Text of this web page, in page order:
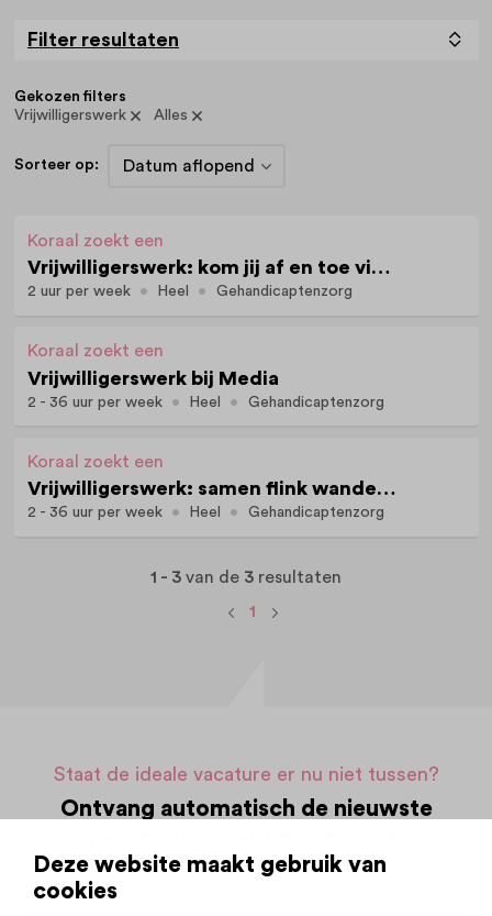
Deze website maakt gebruik van
cookies
Filter resultaten
Gekozen filters
Vrijwilligerswerk
Alles
Sorteer op:
Koraal zoekt een
Vrijwilligerswerk: kom jij af en toe vissen met Sjors?
2 uur per week Heel Gehandicaptenzorg
Koraal zoekt een
Vrijwilligerswerk bij Media
2 - 36 uur per week Heel Gehandicaptenzorg
Koraal zoekt een
Vrijwilligerswerk: samen flink wandelen met Dylano (16 jaar)
2 - 36 uur per week Heel Gehandicaptenzorg
1 - 3 van de 3 resultaten
1
Staat de ideale vacature er nu niet tussen?
Ontvang automatisch de nieuwste
Op basis van jouw zoekopdracht (aanpassen